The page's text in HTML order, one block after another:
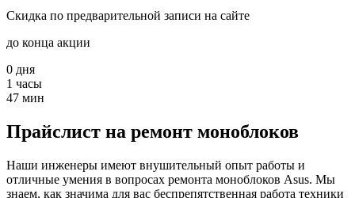
Скидка по предварительной записи на сайте
до конца акции
0 дня
1 часы
47 мин
Прайслист на ремонт моноблоков
Наши инженеры имеют внушительный опыт работы и
отличные умения в вопросах ремонта моноблоков Asus. Мы
знаем, как значима для вас беспрепятственная работа техники